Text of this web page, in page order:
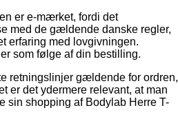
er e-mærket, fordi det
med de gældende danske regler,
erfaring med lovgivningen.
som følge af din bestilling.
retningslinjer gældende for ordren,
er det ydermere relevant, at man
sin shopping af Bodylab Herre T-